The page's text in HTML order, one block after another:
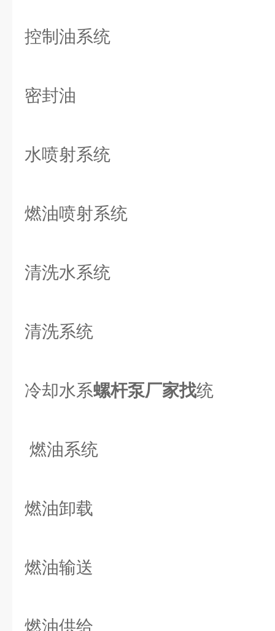
控制油系统
密封油
水喷射系统
燃油喷射系统
清洗水系统
清洗系统
冷却水系螺杆泵厂家找统
燃油系统
燃油卸载
燃油输送
燃油供给